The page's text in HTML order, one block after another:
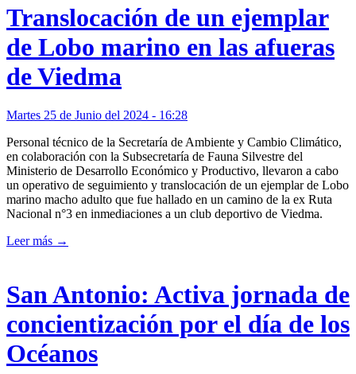
Translocación de un ejemplar
de Lobo marino en las afueras
de Viedma
Martes 25 de Junio del 2024 - 16:28
Personal técnico de la Secretaría de Ambiente y Cambio Climático,
en colaboración con la Subsecretaría de Fauna Silvestre del
Ministerio de Desarrollo Económico y Productivo, llevaron a cabo
un operativo de seguimiento y translocación de un ejemplar de Lobo
marino macho adulto que fue hallado en un camino de la ex Ruta
Nacional n°3 en inmediaciones a un club deportivo de Viedma.
Leer más →
San Antonio: Activa jornada de
concientización por el día de los
Océanos